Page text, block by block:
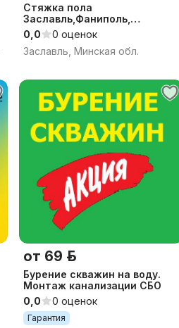
Стяжка пола
Заславль,Фаниполь,
Колодищи, Минск,полусухая
механизированная
0,0
0 оценок
Заславль, Минская обл.
от 69 р.
Бурение скважин на воду.
Монтаж канализации СБО
0,0
0 оценок
Гарантия